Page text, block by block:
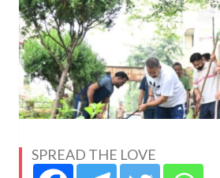
SPREAD THE LOVE